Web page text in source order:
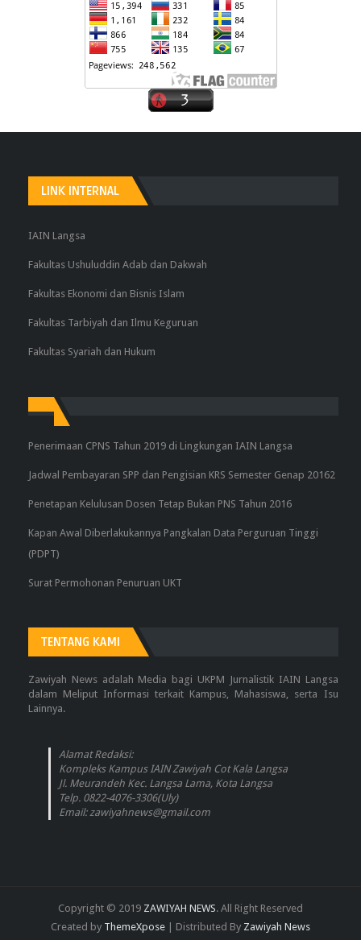
LINK INTERNAL
IAIN Langsa
Fakultas Ushuluddin Adab dan Dakwah
Fakultas Ekonomi dan Bisnis Islam
Fakultas Tarbiyah dan Ilmu Keguruan
Fakultas Syariah dan Hukum
Penerimaan CPNS Tahun 2019 di Lingkungan IAIN Langsa
Jadwal Pembayaran SPP dan Pengisian KRS Semester Genap 20162
Penetapan Kelulusan Dosen Tetap Bukan PNS Tahun 2016
Kapan Awal Diberlakukannya Pangkalan Data Perguruan Tinggi
(PDPT)
Surat Permohonan Penuruan UKT
TENTANG KAMI
Zawiyah News adalah Media bagi UKPM Jurnalistik IAIN Langsa
dalam Meliput Informasi terkait Kampus, Mahasiswa, serta Isu
Lainnya.
Alamat Redaksi:
Kompleks Kampus IAIN Zawiyah Cot Kala Langsa
Jl. Meurandeh Kec. Langsa Lama, Kota Langsa
Telp. 0822-4076-3306(Uly)
Email: zawiyahnews@gmail.com
Copyright © 2019 ZAWIYAH NEWS. All Right Reserved
Created by ThemeXpose | Distributed By Zawiyah News